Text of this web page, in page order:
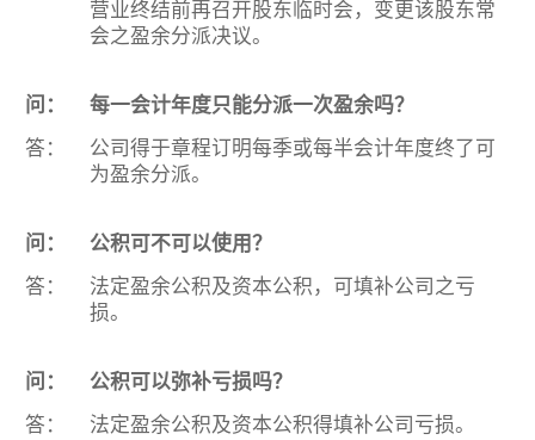
营业终结前再召开股东临时会，变更该股东常
会之盈余分派决议。
问：
每一会计年度只能分派一次盈余吗？
答：
公司得于章程订明每季或每半会计年度终了可
为盈余分派。
问：
公积可不可以使用？
答：
法定盈余公积及资本公积，可填补公司之亏
损。
问：
公积可以弥补亏损吗？
答：
法定盈余公积及资本公积得填补公司亏损。